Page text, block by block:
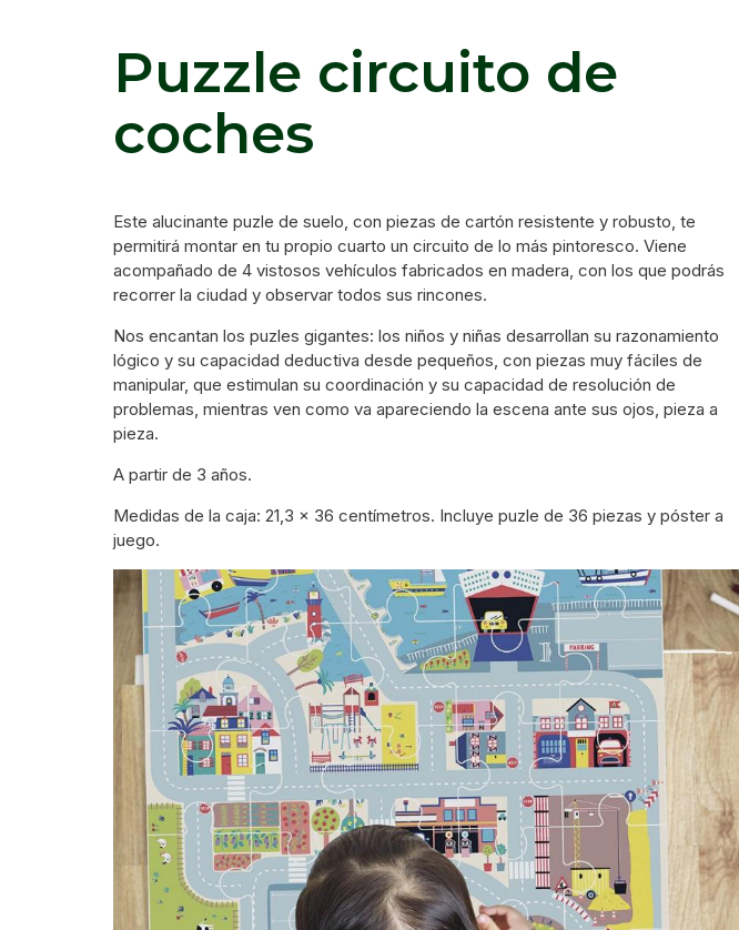
Puzzle circuito de
coches
Este alucinante puzle de suelo, con piezas de cartón resistente y robusto, te
permitirá montar en tu propio cuarto un circuito de lo más pintoresco. Viene
acompañado de 4 vistosos vehículos fabricados en madera, con los que podrás
recorrer la ciudad y observar todos sus rincones.
Nos encantan los puzles gigantes: los niños y niñas desarrollan su razonamiento
lógico y su capacidad deductiva desde pequeños, con piezas muy fáciles de
manipular, que estimulan su coordinación y su capacidad de resolución de
problemas, mientras ven como va apareciendo la escena ante sus ojos, pieza a
pieza.
A partir de 3 años.
Medidas de la caja: 21,3 x 36 centímetros. Incluye puzle de 36 piezas y póster a
juego.